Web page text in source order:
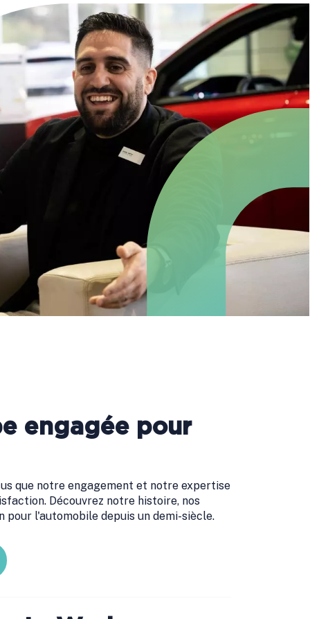
engagée pour
que notre engagement et notre expertise
Découvrez notre histoire, nos
pour l'automobile depuis un demi-siècle.